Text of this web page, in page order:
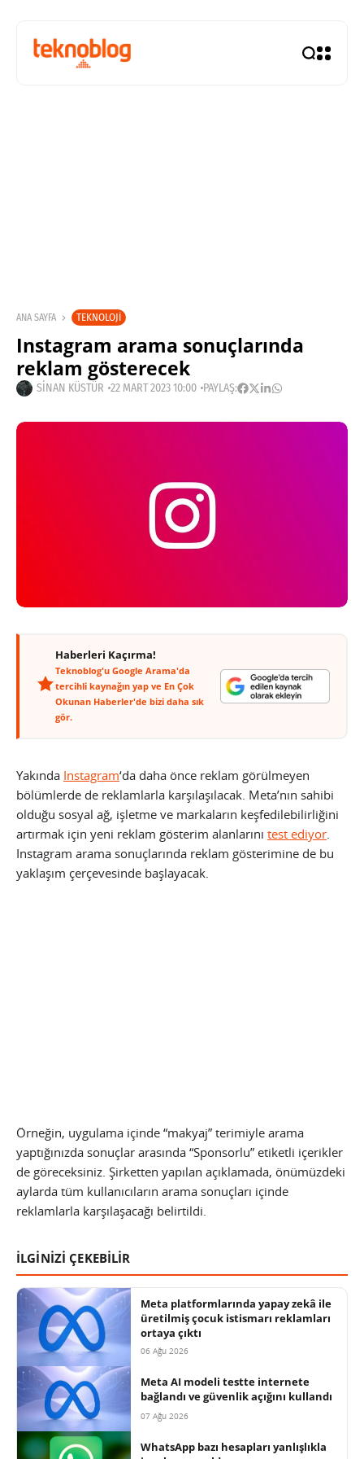
ANA SAYFA TEKNOLOJI
Instagram arama sonuçlarında
reklam gösterecek
SINAN KÜSTÜR 22 MART 2023 10:00 PAYLAŞ:
Haberleri Kaçırma!
Teknoblog'u Google Arama'da
tercihli kaynağın yap ve En Çok
Okunan Haberler'de bizi daha sık
gör.
Yakında Instagram‘da daha önce reklam görülmeyen
bölümlerde de reklamlarla karşılaşılacak. Meta’nın sahibi
olduğu sosyal ağ, işletme ve markaların keşfedilebilirliğini
artırmak için yeni reklam gösterim alanlarını test ediyor.
Instagram arama sonuçlarında reklam gösterimine de bu
yaklaşım çerçevesinde başlayacak.
Örneğin, uygulama içinde “makyaj” terimiyle arama
yaptığınızda sonuçlar arasında “Sponsorlu” etiketli içerikler
de göreceksiniz. Şirketten yapılan açıklamada, önümüzdeki
aylarda tüm kullanıcıların arama sonuçları içinde
reklamlarla karşılaşacağı belirtildi.
İLGİNİZİ ÇEKEBİLİR
Meta platformlarında yapay zekâ ile
üretilmiş çocuk istismarı reklamları
ortaya çıktı
06 Ağu 2026
Meta AI modeli testte internete
bağlandı ve güvenlik açığını kullandı
07 Ağu 2026
WhatsApp bazı hesapları yanlışlıkla